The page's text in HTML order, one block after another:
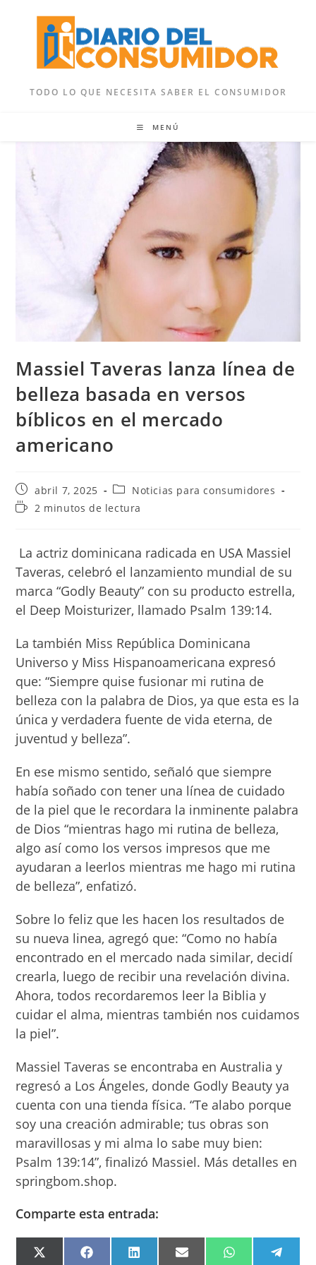
contenido
TODO LO QUE NECESITA SABER EL CONSUMIDOR
MENÚ
Massiel Taveras lanza línea de
belleza basada en versos
bíblicos en el mercado
americano
Publicación
de
la
abril 7, 2025
Categoría
de
la
Noticias para consumidores
Tiempo2 minutos de lectura
La actriz dominicana radicada en USA Massiel
Taveras, celebró el lanzamiento mundial de su
marca “Godly Beauty” con su producto estrella,
el Deep Moisturizer, llamado Psalm 139:14.
La también Miss República Dominicana
Universo y Miss Hispanoamericana expresó
que: “Siempre quise fusionar mi rutina de
belleza con la palabra de Dios, ya que esta es la
única y verdadera fuente de vida eterna, de
juventud y belleza”.
En ese mismo sentido, señaló que siempre
había soñado con tener una línea de cuidado
de la piel que le recordara la inminente palabra
de Dios “mientras hago mi rutina de belleza,
algo así como los versos impresos que me
ayudaran a leerlos mientras me hago mi rutina
de belleza”, enfatizó.
Sobre lo feliz que les hacen los resultados de
su nueva linea, agregó que: “Como no había
encontrado en el mercado nada similar, decidí
crearla, luego de recibir una revelación divina.
Ahora, todos recordaremos leer la Biblia y
cuidar el alma, mientras también nos cuidamos
la piel”.
Massiel Taveras se encontraba en Australia y
regresó a Los Ángeles, donde Godly Beauty ya
cuenta con una tienda física. “Te alabo porque
soy una creación admirable; tus obras son
maravillosas y mi alma lo sabe muy bien:
Psalm 139:14”, finalizó Massiel. Más detalles en
springbom.shop.
Comparte esta entrada:
COMPARTIRCOMPARTIRCOMPARTIRCOMPARTIRCOMPARTIR